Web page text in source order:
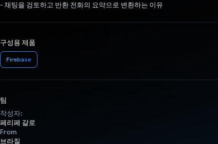
- 채팅을 검토하고 반환 전화의 요약으로 변환하는 이유
구성용 제품
Firebase
팀
작성자:
페리페 갈로
From
브라질